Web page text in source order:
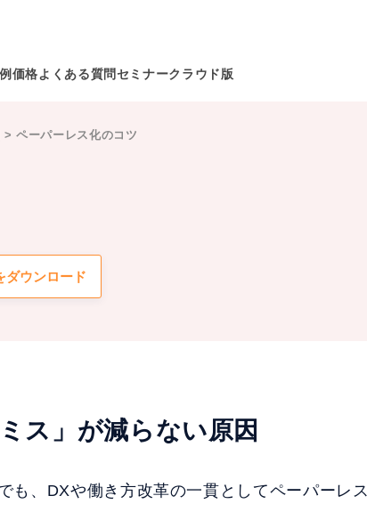
価格よくある質問セミナークラウド版
>ペーパーレス化のコツ
ダウンロード
ス」が減らない原因
も、DXや働き方改革の一貫としてペーパーレス